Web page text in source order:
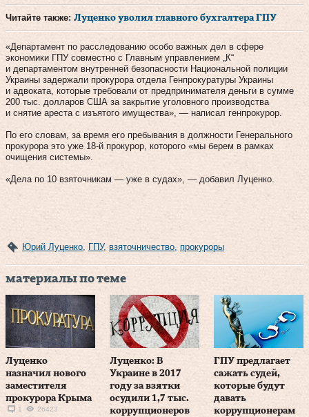
Читайте также: Луценко уволил главного бухгалтера ГПУ
«Департамент по расследованию особо важных дел в сфере
экономики ГПУ совместно с Главным управлением „К“
и департаментом внутренней безопасности Национальной полиции
Украины задержали прокурора отдела Генпрокуратуры Украины
и адвоката, которые требовали от предпринимателя деньги в сумме
200 тыс. долларов США за закрытие уголовного производства
и снятие ареста с изъятого имущества», — написал генпрокурор.
По его словам, за время его пребывания в должности Генерального
прокурора это уже 18-й прокурор, которого «мы берем в рамках
очищения системы».
«Дела по 10 взяточникам — уже в судах», — добавил Луценко.
Юрий Луценко ГПУ, взяточничество прокуроры
материалы по теме
Луценко
назначил нового
заместителя
прокурора Крыма
1 26423
Луценко: В
Украине в 2017
году за взятки
осудили 1,7 тыс.
коррупционеров
ГПУ предлагает
сажать судей,
которые будут
давать
коррупционерам